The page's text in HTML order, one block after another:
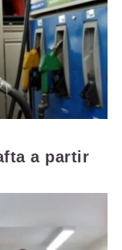
a partir